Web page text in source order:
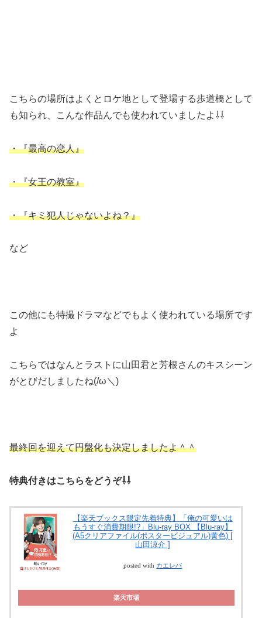
こちらの場所はよくとロケ地として登場する歩道橋として
も知られ、こんな作品んでも使われていましたよ⇩⇩
・『最高の恋人』
・『女王の教室』
・『キミ犯人じゃないよね？』
など
この他にも特撮ドラマなどでもよく使われている場所です
よ
こちらではなんとラストに山田君と芳根さんのキスシーン
がとびだしましたね(/ω＼)
最終回を迎えて円盤化も決定しましたよ＾＾
特典付きはこちらをどうぞ⇩⇩
【楽天ブックス限定先着特典】「俺の可愛いは
もうすぐ消費期限!?」Blu-ray BOX 【Blu-ray】
(A5クリアファイル(ポスタービジュアル)黄色) [
山田涼介 ]
posted with カエレバ
楽天市場